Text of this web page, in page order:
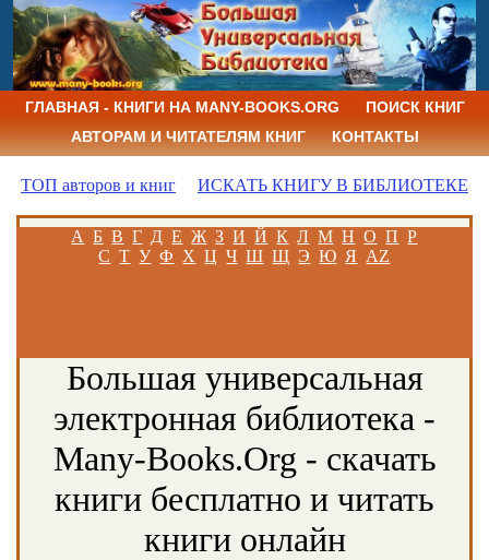
ГЛАВНАЯ - КНИГИ НА MANY-BOOKS.ORG
ПОИСК КНИГ
АВТОРАМ И ЧИТАТЕЛЯМ КНИГ
КОНТАКТЫ
ТОП авторов и книг ИСКАТЬ КНИГУ В БИБЛИОТЕКЕ
А Б В Г Д Е Ж З И Й К Л М Н О П Р
С Т У Ф Х Ц Ч Ш Щ Э Ю Я AZ
Большая универсальная
электронная библиотека -
Many-Books.Org - скачать
книги бесплатно и читать
книги онлайн